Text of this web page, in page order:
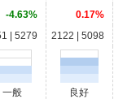
-4.63% 0.17%
| 5279 2122 | 5098
一般 良好